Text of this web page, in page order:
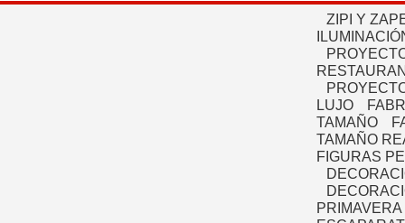
ZIPI Y
LUJO
TAMAÑO
TAMAÑO
FIGURAS
PRIMAVERA